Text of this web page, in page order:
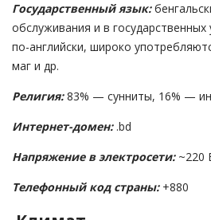
Государственный язык:
обслуживания и в
по-английски, широко
маг и др.
Религия: 83% — сунниты, 16% —
Интернет-домен: .bd
Напряжение в электросети: ~220
Телефонный код страны: +880